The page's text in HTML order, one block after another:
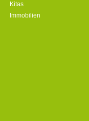
Kitas
Immobilien